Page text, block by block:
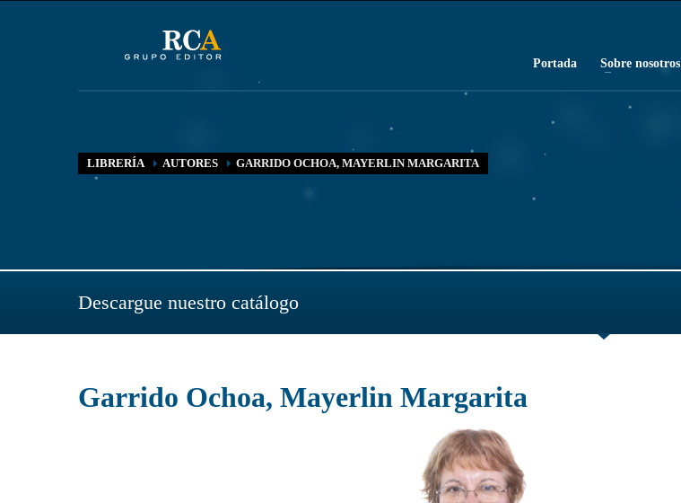
Portada Sobre nosotros
LIBRERÍA AUTORES GARRIDO OCHOA, MAYERLIN MARGARITA
Descargue nuestro catálogo
Garrido Ochoa, Mayerlin Margarita